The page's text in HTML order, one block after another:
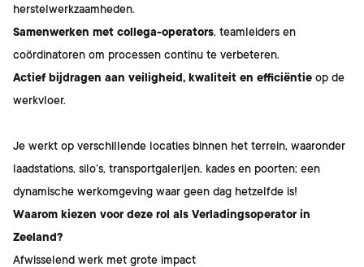
herstelwerkzaamheden.
Samenwerken met collega-operators, teamleiders en
coördinatoren om processen continu te verbeteren.
Actief bijdragen aan veiligheid, kwaliteit en efficiëntie op de
werkvloer.
Je werkt op verschillende locaties binnen het terrein, waaronder
laadstations, silo’s, transportgalerijen, kades en poorten; een
dynamische werkomgeving waar geen dag hetzelfde is!
Waarom kiezen voor deze rol als Verladingsoperator in
Zeeland?
Afwisselend werk met grote impact